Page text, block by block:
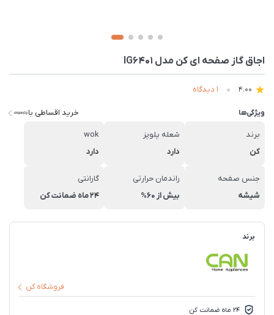
اجاق گاز صفحه ای کن مدل IG6401
4.00 1 دیدگاه
ویژگی‌ها خرید اقساطی با
برند
کن
شعله پلوپز
دارد
wok
دارد
جنس صفحه
شیشه
راندمان حرارتی
بیش از 60%
گارانتی
24 ماه ضمانت کن
برند
فروشگاه کن
24 ماه ضمانت کن